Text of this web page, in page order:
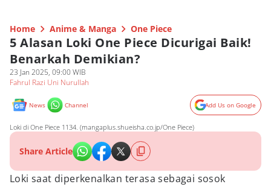
Home Anime & Manga One Piece
5 Alasan Loki One Piece Dicurigai Baik!
Benarkah Demikian?
23 Jan 2025, 09:00 WIB
Fahrul Razi Uni Nurullah
News Channel Add Us on Google
Loki di One Piece 1134. (mangaplus.shueisha.co.jp/One Piece)
Share Article
Loki saat diperkenalkan terasa sebagai sosok